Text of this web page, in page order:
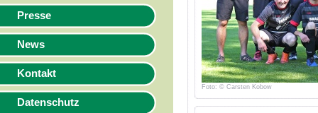
Presse
News
Kontakt
Datenschutz
Foto: © Carsten Kobow